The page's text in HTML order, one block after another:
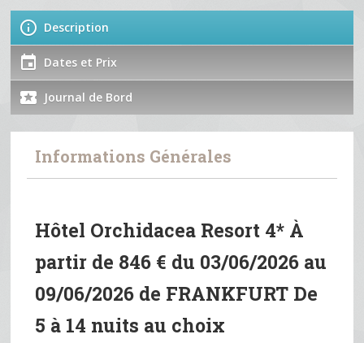
Description
Dates et Prix
Journal de Bord
Informations Générales
Hôtel Orchidacea Resort 4* À
partir de 846 € du 03/06/2026 au
09/06/2026 de FRANKFURT De
5 à 14 nuits au choix